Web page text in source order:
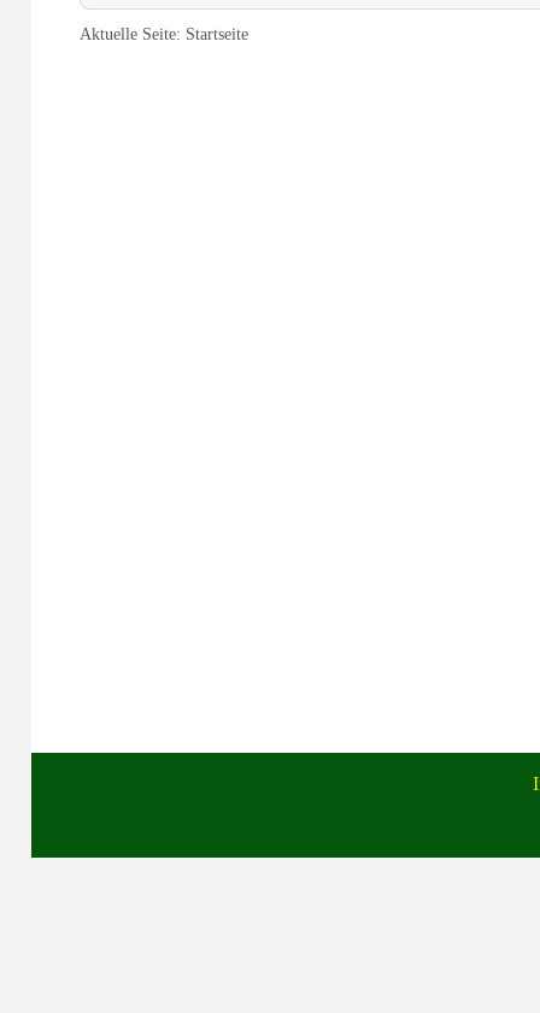
Aktuelle Seite: Startseite